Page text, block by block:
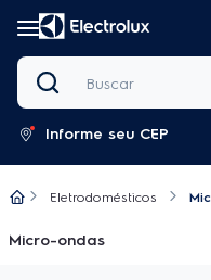
Buscar
Informe seu CEP
Eletrodomésticos
Micro-ondas